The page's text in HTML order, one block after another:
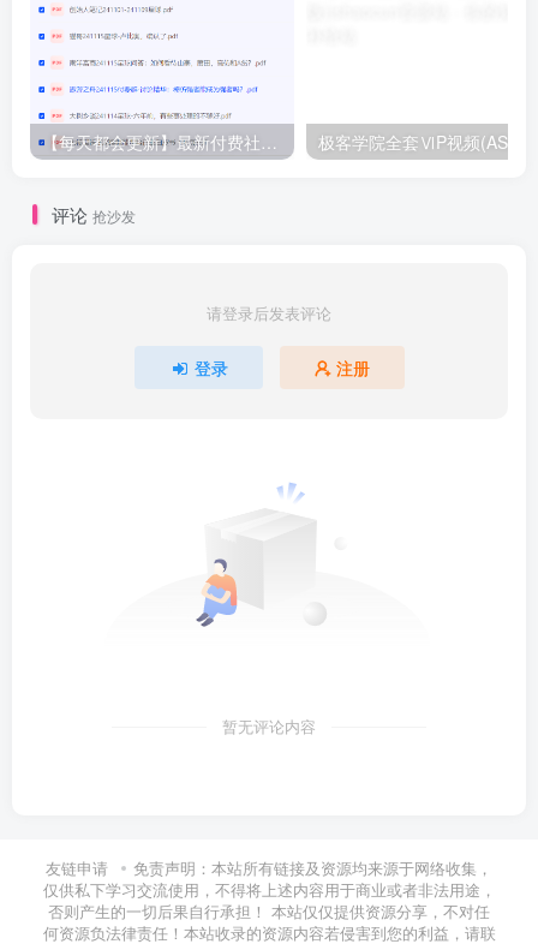
【每天都会更新】最新付费社群公众号文章 极客学院全套ⅥP视频(AS版)
评论 抢沙发
请登录后发表评论
登录 注册
暂无评论内容
友链申请
免责声明：本站所有链接及资源均来源于网络收集，
仅供私下学习交流使用，不得将上述内容用于商业或者非法用途，
否则产生的一切后果自行承担！ 本站仅仅提供资源分享，不对任
何资源负法律责任！本站收录的资源内容若侵害到您的利益，请联